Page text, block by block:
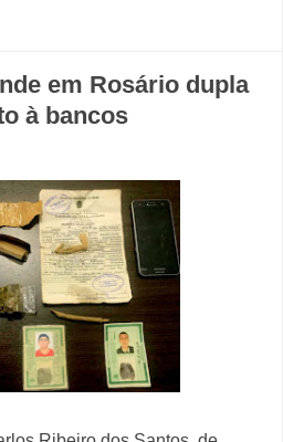
em Rosário dupla
à bancos